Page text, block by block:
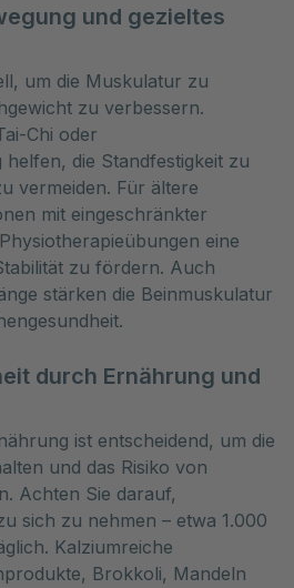
und gezieltes
um die Muskulatur zu
zu verbessern.
Chi oder
helfen, die Standfestigkeit zu
vermeiden. Für ältere
mit eingeschränkter
eine
zu fördern. Auch
stärken die Beinmuskulatur
durch Ernährung und
ist entscheidend, um die
und das Risiko von
Achten Sie darauf,
sich zu nehmen – etwa 1.000
Kalziumreiche
Brokkoli, Mandeln